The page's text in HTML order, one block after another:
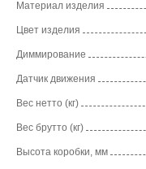
Материал изделия
Цвет изделия
Диммирование
Датчик движения
Вес нетто (кг)
Вес брутто (кг)
Высота коробки, мм